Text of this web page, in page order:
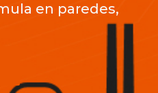
en paredes,